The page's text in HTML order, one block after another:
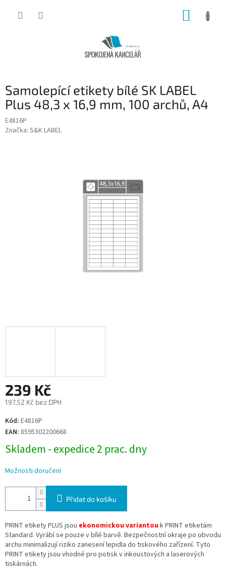
Samolepící etikety bílé SK LABEL
Plus 48,3 x 16,9 mm, 100 archů, A4
E4816P
Značka: S&K LABEL
239 Kč
197,52 Kč bez DPH
Měrná
cena:
Kód: E4816P
EAN: 8595302200668
Skladem - expedice 2 prac. dny
Možnosti doručení
Přidat do košíku
PRINT etikety PLUS jsou ekonomickou variantouk PRINT etiketám
Standard. Vyrábí se pouze v bílé barvě. Bezpečnostní okraje po obvodu
archu minimalizují riziko zanesení lepidla do tiskového zařízení. Tyto
PRINT etikety jsou vhodné pro potisk v inkoustových a laserových
tiskárnách.